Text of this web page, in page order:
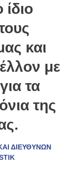
ίδιο
και
με
τα
της
ΔΙΕΥΘΥΝΩΝ